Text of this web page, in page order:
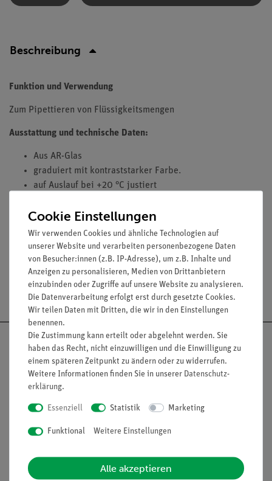
Beschreibung
Funktion und Verwendung
Zum Pipettieren von Flüssigkeitsmengen
Ausstattung und technische Daten:
Aus AR-Glas
graduiert mit kontraststarker Farbe.
auf Auslauf bei +20 °C justiert
Inhalt: 5 ml
Teilung: 0,05 ml
Versandkostenfrei ab 300,- €
Nach oben
Informationen
Übersicht Service
Cookie Einstellungen
Wir verwenden Cookies und ähnliche Technologien auf
unserer Website und verarbeiten personenbezogene Daten
von Besucher:innen (z.B. IP-Adresse), um z.B. Inhalte und
Anzeigen zu personalisieren, Medien von Drittanbietern
einzubinden oder Zugriffe auf unsere Website zu analysieren.
Die Datenverarbeitung erfolgt erst durch gesetzte Cookies.
Wir teilen Daten mit Dritten, die wir in den Einstellungen
benennen.
Die Zustimmung kann erteilt oder abgelehnt werden. Sie
haben das Recht, nicht einzuwilligen und die Einwilligung zu
einem späteren Zeitpunkt zu ändern oder zu widerrufen.
Weitere Informationen finden Sie in unserer Daten­schutz­
erklärung.
Essenziell Statistik Marketing
Funktional Weitere Einstellungen
Alle akzeptieren